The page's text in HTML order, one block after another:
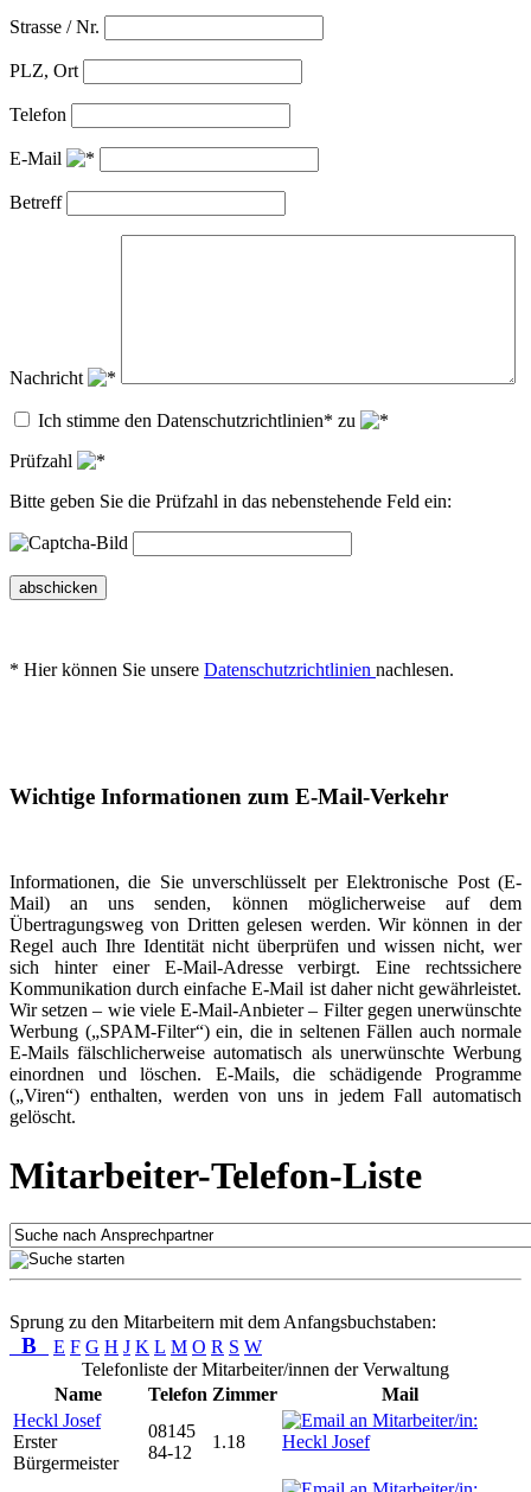
Strasse / Nr.
PLZ, Ort
Telefon
E-Mail
Betreff
Nachricht
Ich stimme den Datenschutzrichtlinien* zu
Prüfzahl
Bitte geben Sie die Prüfzahl in das nebenstehende Feld ein:
abschicken
* Hier können Sie unsere Datenschutzrichtlinien nachlesen.
Wichtige Informationen zum E-Mail-Verkehr
Informationen, die Sie unverschlüsselt per Elektronische Post (E-
Mail) an uns senden, können möglicherweise auf dem
Übertragungsweg von Dritten gelesen werden. Wir können in der
Regel auch Ihre Identität nicht überprüfen und wissen nicht, wer
sich hinter einer E-Mail-Adresse verbirgt. Eine rechtssichere
Kommunikation durch einfache E-Mail ist daher nicht gewährleistet.
Wir setzen – wie viele E-Mail-Anbieter – Filter gegen unerwünschte
Werbung („SPAM-Filter“) ein, die in seltenen Fällen auch normale
E-Mails fälschlicherweise automatisch als unerwünschte Werbung
einordnen und löschen. E-Mails, die schädigende Programme
(„Viren“) enthalten, werden von uns in jedem Fall automatisch
gelöscht.
Mitarbeiter-Telefon-Liste
Sprung zu den Mitarbeitern mit dem Anfangsbuchstaben:
B E F G H J K L M O R S W
Telefonliste der Mitarbeiter/innen der Verwaltung
Name
Telefon Zimmer
Mail
Heckl Josef
Erster
Bürgermeister
08145
84-12
1.18